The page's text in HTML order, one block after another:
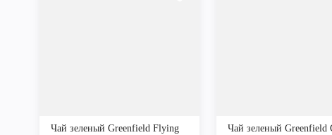
Чай зеленый Greenfield Flying
Чай зеленый Greenfield